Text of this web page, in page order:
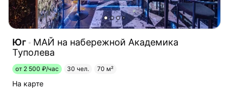
Юг
МАЙ на набережной Академика
Туполева
от 2 500 ₽/час 30 чел. 70 м²
На карте